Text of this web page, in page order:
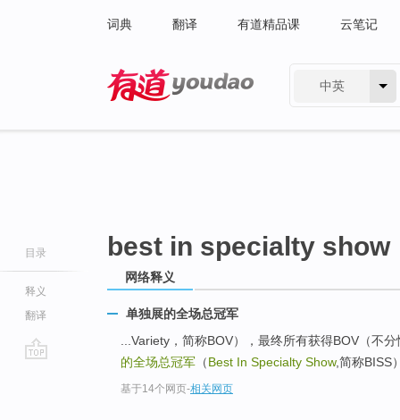
词典 翻译 有道精品课 云笔记
中英
目录
释义
翻译
best in specialty show
网络释义
单独展的全场总冠军
...Variety，简称BOV），最终所有获得BOV（不
的全场总冠军 （Best In Specialty Show,简称BISS
基于14个网页-相关网页